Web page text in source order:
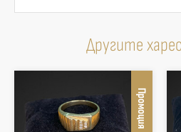
Другите
Промоция